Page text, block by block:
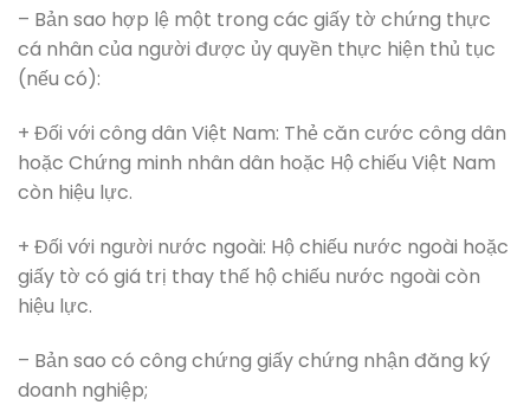
– Bản sao hợp lệ một trong các giấy tờ chứng thực
cá nhân của người được ủy quyền thực hiện thủ tục
(nếu có):
+ Đối với công dân Việt Nam: Thẻ căn cước công dân
hoặc Chứng minh nhân dân hoặc Hộ chiếu Việt Nam
còn hiệu lực.
+ Đối với người nước ngoài: Hộ chiếu nước ngoài hoặc
giấy tờ có giá trị thay thế hộ chiếu nước ngoài còn
hiệu lực.
– Bản sao có công chứng giấy chứng nhận đăng ký
doanh nghiệp;